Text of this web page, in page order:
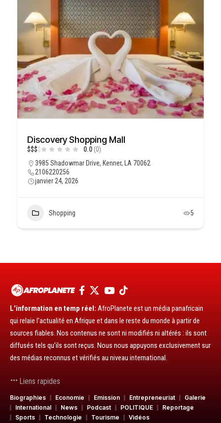
Discovery Shopping Mall
$$$$ 0.0 (0)
3985 Shadowmar Drive, Kenner, LA 70062
2106220256
janvier 24, 2026
Shopping 5
L'information en temp réel: AfroPlanete est un média panafricain
qui relaie l’actualité en Afrique et dans le reste du monde à partir de
sources fiables. Nos contenus ne sont ni modifiés ni altérés : ils sont
diffusés tels qu’ils sont reçus. Nous nous appuyons exclusivement sur
des médias reconnus et vérifiés au niveau international.
Liens rapides
Biographies Economie Emission Entrepreneuriat
Galerie
International
News Podcast POLITIQUE
Reportage
Sports
Technologie Tourisme Vidéos